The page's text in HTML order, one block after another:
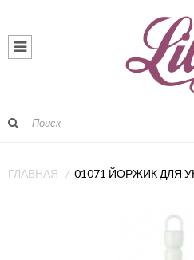
ГЛАВНАЯ 01071 ЙОРЖИК ДЛЯ